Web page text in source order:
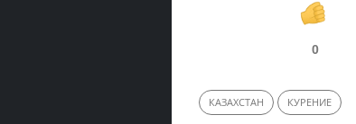
0
КАЗАХСТАН КУРЕНИЕ